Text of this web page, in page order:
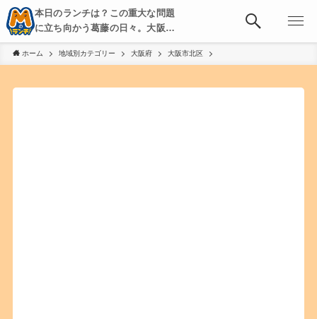
本日のランチは？この重大な問題
に立ち向かう葛藤の日々。大阪・
京都・神戸を中心とした食べ歩
き、飲み歩きを綴る。
ホーム 地域別カテゴリー 大阪府 大阪市北区